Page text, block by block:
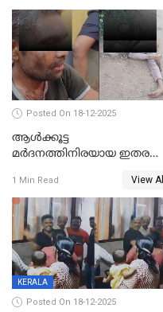
Posted On 18-12-2025
ആൾക്കൂട്ട
മർദനത്തിനിരയായ ഇതര
നടുക്കുന്ന സംഭവം
വാളയാറിൽ
1 Min Read View All
KERALA
Posted On 18-12-2025